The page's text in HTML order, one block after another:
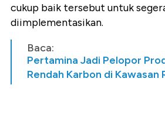
cukup baik tersebut untuk
diimplementasikan.
Baca:
Pertamina Jadi Pelopor
Rendah Karbon di Kawasan